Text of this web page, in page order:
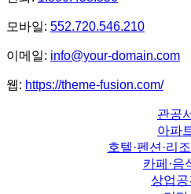
모바일: 552.720.546.210
이메일: info@your-domain.com
웹: https://theme-fusion.com/
관공
아파
호텔·펜션·리
카페·음
상업공